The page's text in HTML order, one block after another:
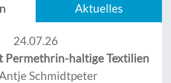
Aktuelles
24.07.26
Permethrin-haltige Textilien
Schmidtpeter